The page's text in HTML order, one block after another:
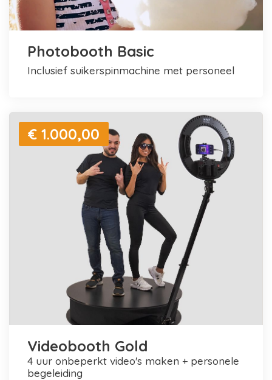
Photobooth Basic
inclusief suikerspinmachine met personeel
€ 1.000,00
Videobooth Gold
4 uur onbeperkt video's maken + personele
begeleiding